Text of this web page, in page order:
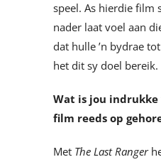
speel. As hierdie film
nader laat voel aan
dat hulle ’n bydrae
het dit sy doel bereik.
Wat is jou
film reeds op
Met The Last Ranger